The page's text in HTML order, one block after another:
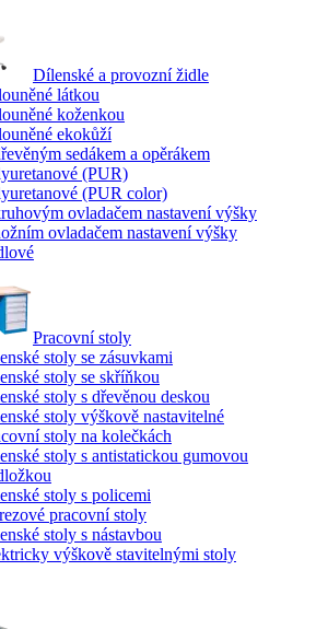
Dílenské a provozní židle
látkou
koženkou
ekokůží
sedákem a opěrákem
(PUR)
(PUR color)
ovladačem nastavení výšky
ovladačem nastavení výšky
Pracovní stoly
stoly se zásuvkami
stoly se skříňkou
stoly s dřevěnou deskou
stoly výškově nastavitelné
stoly na kolečkách
stoly s antistatickou gumovou
stoly s policemi
pracovní stoly
stoly s nástavbou
výškově stavitelnými stoly